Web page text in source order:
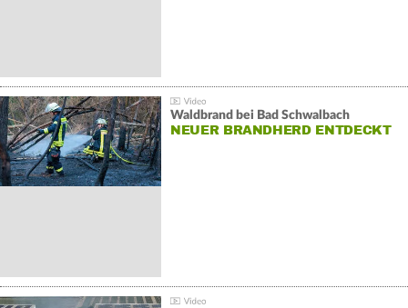
Waldbrand bei Bad Schwalbach
NEUER BRANDHERD ENTDECKT